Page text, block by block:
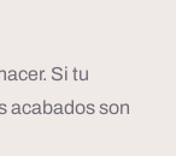
Si tu
acabados son